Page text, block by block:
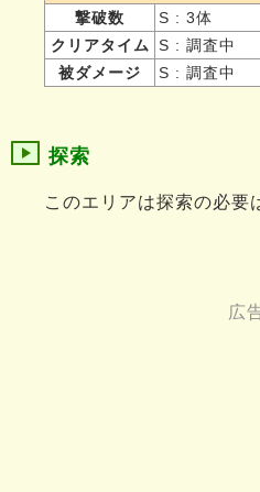
撃破数
S : 3体
クリアタイム
S : 調査中
被ダメージ
S : 調査中
探索
このエリアは探索の必要